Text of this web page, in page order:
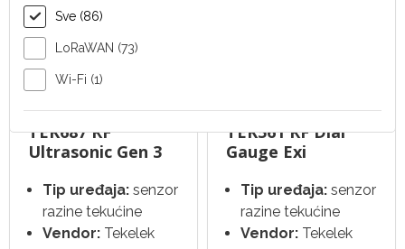
Sve (86)
LoRaWAN (73)
Wi-Fi (1)
Senzor razine
tekućine Tekelek
TEK687 RF
Ultrasonic Gen 3
Tip uređaja: senzor
razine tekućine
Vendor: Tekelek
tekućine Tekelek
TEK561 RF Dial
Gauge Exi
Tip uređaja: senzor
razine tekućine
Vendor: Tekelek